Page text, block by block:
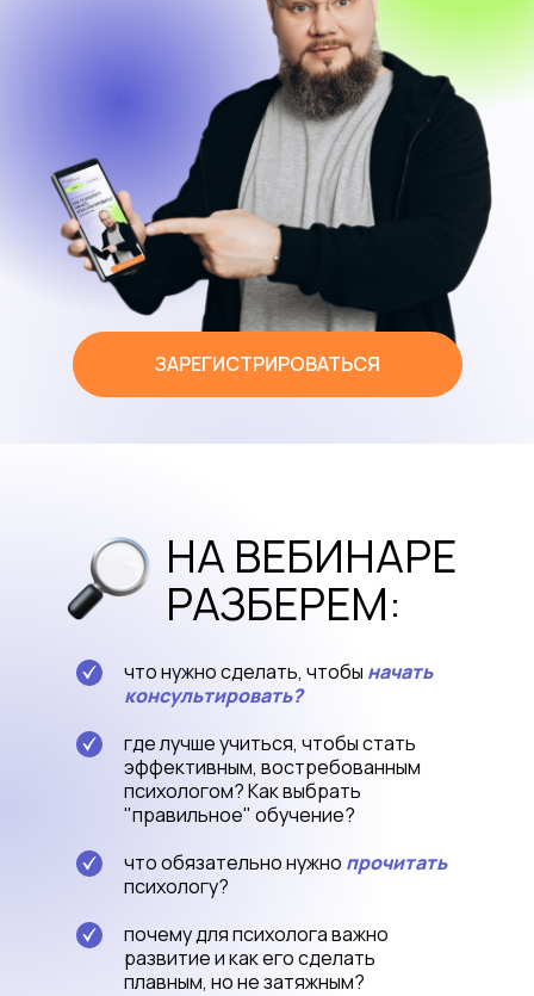
ЗАРЕГИСТРИРОВАТЬСЯ
НА ВЕБИНАРЕ
РАЗБЕРЕМ:
что нужно сделать, чтобы начать
консультировать?
где лучше учиться, чтобы стать
эффективным, востребованным
психологом? Как выбрать
"правильное" обучение?
что обязательно нужно прочитать
психологу?
почему для психолога важно
развитие и как его сделать
плавным, но не затяжным?